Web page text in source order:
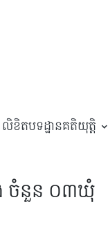
លិខិតបទដ្ឋានគតិយុត្តិ
ង ចំនួន ០៣ឃុំ